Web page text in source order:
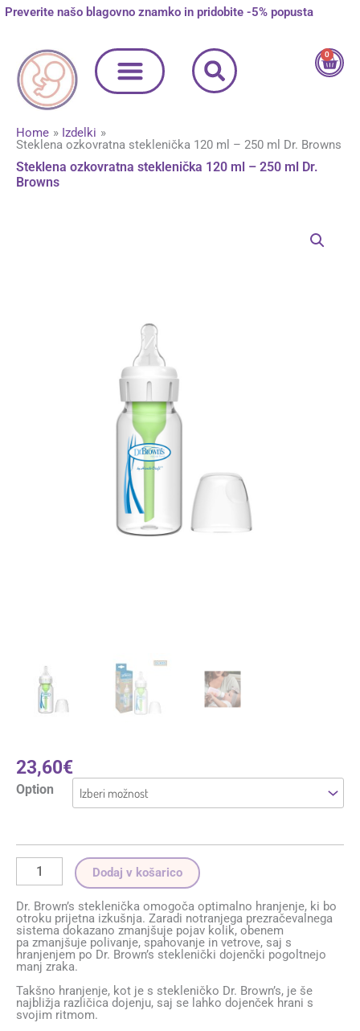
Skip
toPreverite našo blagovno znamko in pridobite -5% popusta
0
Cart
Home
Izdelki
Steklena ozkovratna steklenička 120 ml – 250 ml Dr. Browns
Steklena ozkovratna steklenička 120 ml – 250 ml Dr.
Browns
23,60€
Option
Dodaj v košarico
Dr. Brown’s steklenička omogoča optimalno hranjenje, ki bo
otroku prijetna izkušnja. Zaradi notranjega prezračevalnega
sistema dokazano zmanjšuje pojav kolik, obenem
pa zmanjšuje polivanje, spahovanje in vetrove, saj s
hranjenjem po Dr. Brown’s steklenički dojenčki pogoltnejo
manj zraka.
Takšno hranjenje, kot je s stekleničko Dr. Brown’s, je še
najbližja različica dojenju, saj se lahko dojenček hrani s
svojim ritmom.